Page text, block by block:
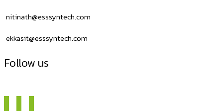
nitinath@esssyntech.com
ekkasit@esssyntech.com
Follow us